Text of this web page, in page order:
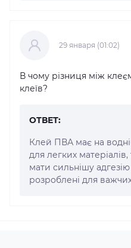
29 января (01:02)
В чому різниця між
клеїв?
ОТВЕТ:
Клей ПВА має на
для легких
мати сильнішу
розроблені для